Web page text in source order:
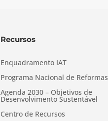
Recursos
Enquadramento IAT
Programa Nacional de Reformas
Agenda 2030 – Objetivos de
Desenvolvimento Sustentável
Centro de Recursos